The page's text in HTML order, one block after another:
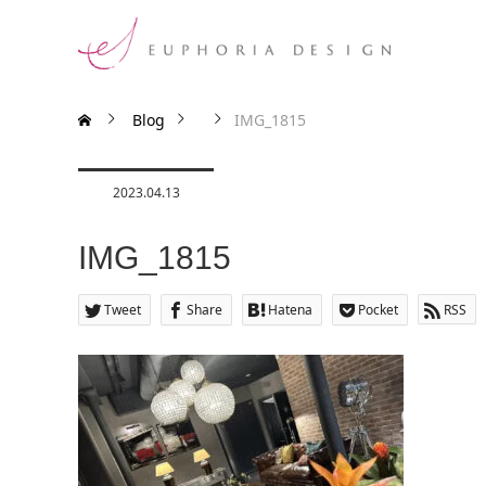
Blog IMG_1815
2023.04.13
IMG_1815
Tweet Share Hatena Pocket RSS